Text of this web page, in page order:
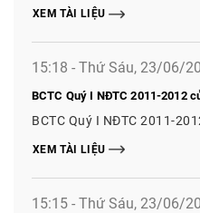
XEM TÀI LIỆU
15:18 - Thứ Sáu, 23/06/
BCTC Quý I NĐTC 2011-2012
BCTC Quý I NĐTC 2011-
XEM TÀI LIỆU
15:15 - Thứ Sáu, 23/06/